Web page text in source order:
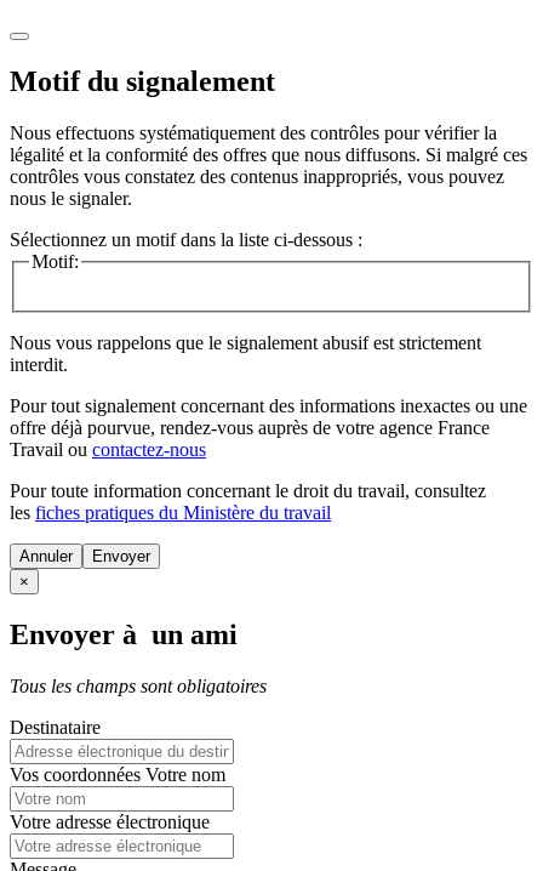
Motif du signalement
Nous effectuons systématiquement des contrôles pour vérifier la
légalité et la conformité des offres que nous diffusons. Si malgré ces
contrôles vous constatez des contenus inappropriés, vous pouvez
nous le signaler.
Sélectionnez un motif dans la liste ci-dessous :
Motif:
Nous vous rappelons que le signalement abusif est strictement
interdit.
Pour tout signalement concernant des informations inexactes ou une
offre déjà pourvue, rendez-vous auprès de votre agence France
Travail ou contactez-nous
Pour toute information concernant le droit du travail, consultez
les fiches pratiques du Ministère du travail
Annuler
×
Envoyer à un ami
Tous les champs sont obligatoires
Destinataire
Vos coordonnées Votre nom
Votre adresse électronique